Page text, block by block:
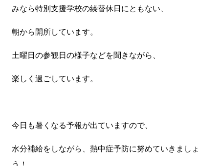
みなら特別支援学校の繰替休日にともない、
朝から開所しています。
土曜日の参観日の様子などを聞きながら、
楽しく過ごしています。
今日も暑くなる予報が出ていますので、
水分補給をしながら、熱中症予防に努めていきましょ
う！